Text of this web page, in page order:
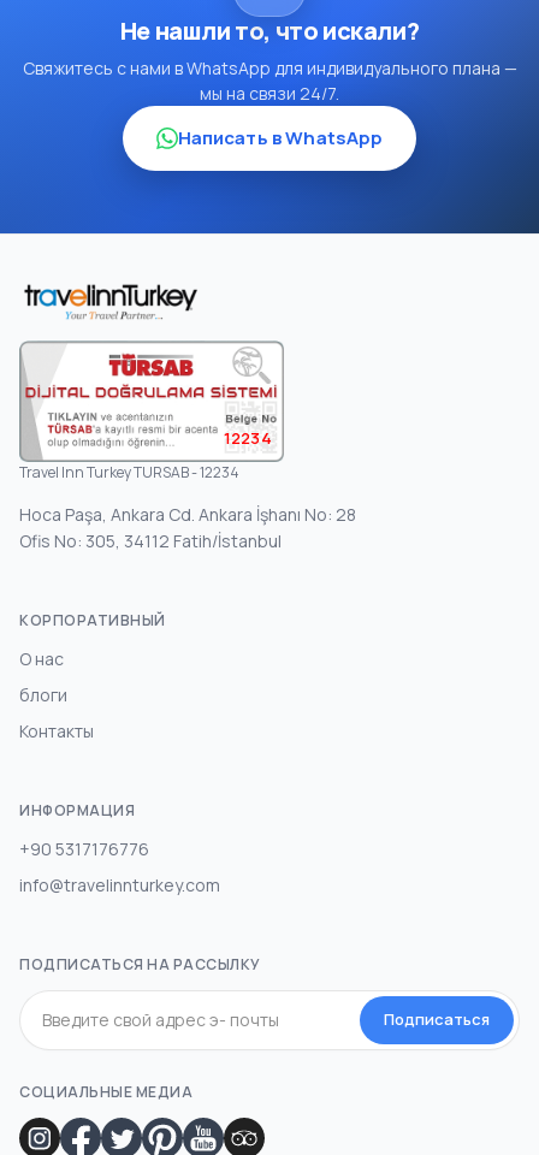
Не нашли то, что искали?
Свяжитесь с нами в WhatsApp для индивидуального плана —
мы на связи 24/7.
Написать в WhatsApp
12234
Travel Inn Turkey TURSAB - 12234
Hoca Paşa, Ankara Cd. Ankara İşhanı No: 28
Ofis No: 305, 34112 Fatih/İstanbul
КОРПОРАТИВНЫЙ
О нас
блоги
Контакты
ИНФОРМАЦИЯ
+90 5317176776
info@travelinnturkey.com
ПОДПИСАТЬСЯ НА РАССЫЛКУ
Подписаться
СОЦИАЛЬНЫЕ МЕДИА